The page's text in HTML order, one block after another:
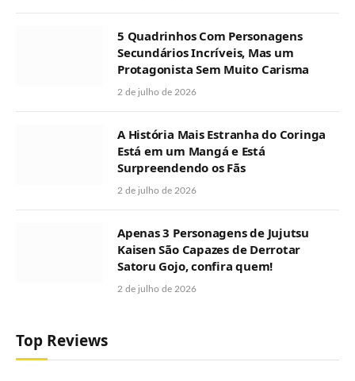
5 Quadrinhos Com Personagens
Secundários Incríveis, Mas um
Protagonista Sem Muito Carisma
2 de julho de 2026
A História Mais Estranha do Coringa
Está em um Mangá e Está
Surpreendendo os Fãs
2 de julho de 2026
Apenas 3 Personagens de Jujutsu
Kaisen São Capazes de Derrotar
Satoru Gojo, confira quem!
2 de julho de 2026
Top Reviews